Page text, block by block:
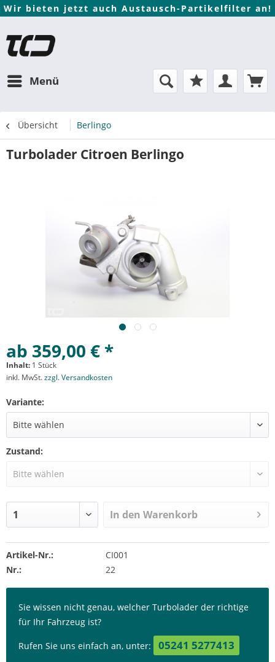
Wir bieten jetzt auch Austausch-Partikelfilter an!
Menü
Übersicht Berlingo
Turbolader Citroen Berlingo
ab 359,00 € *
Inhalt: 1 Stück
inkl. MwSt.zzgl. Versandkosten
Variante:
Zustand:
In den Warenkorb
Artikel-Nr.:
CI001
Nr.:
22
Sie wissen nicht genau, welcher Turbolader der richtige
für Ihr Fahrzeug ist?
Rufen Sie uns einfach an, unter: 05241 5277413